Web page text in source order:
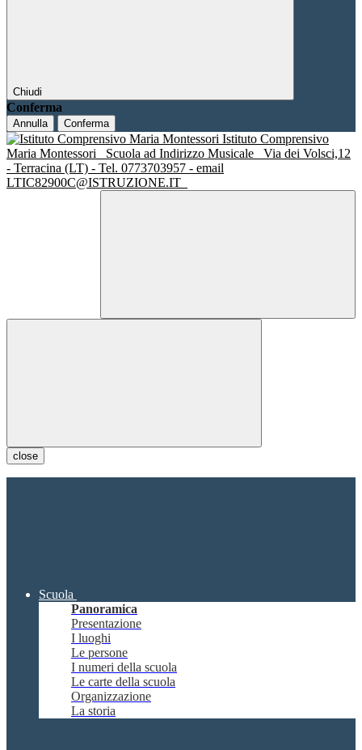
Chiudi
Conferma
Annulla Conferma
Istituto Comprensivo
Maria Montessori
Scuola ad Indirizzo Musicale
Via dei Volsci,12
- Terracina (LT) - Tel. 0773703957 - email
LTIC82900C@ISTRUZIONE.IT
close
Scuola
Panoramica
Presentazione
I luoghi
Le persone
I numeri della scuola
Le carte della scuola
Organizzazione
La storia